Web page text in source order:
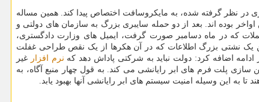
بودجه کمک های اقتصادی کووید ۱۹ که برای شرکتهای مدافع امنیت سایبری در نظر گرفته شده، به مایکروسافت اختصاص پیدا کند. همین مساله
بوده اند. بعد از دو حمله سایبری بزرگ به سازمان های دولتی و
آمریکا لایحه بودجه کمک اقتصادی کووید ۱۹ را امضا کرد. در یکی از این حملات که در ماه دسامبر صورت گرفت، ایمیل های وزارت دادگستری،
یک نشتی بزرگ اطلاعات که در آن هکرها از یک نقص طراحی غفلت
اضافه کرد: دولت نباید به شرکتی پاداش دهد که نرم افزار غیر
از ۱۵۰ میلیون دلار از بودجه جدید خویش را صرف ایمن سازی پلت فرم های ابر رایانشی می کند. به قول چهار منبع آگاه، به
این وسیله امنیت سیستم های ابر رایانشی آنها بهبود یابد.